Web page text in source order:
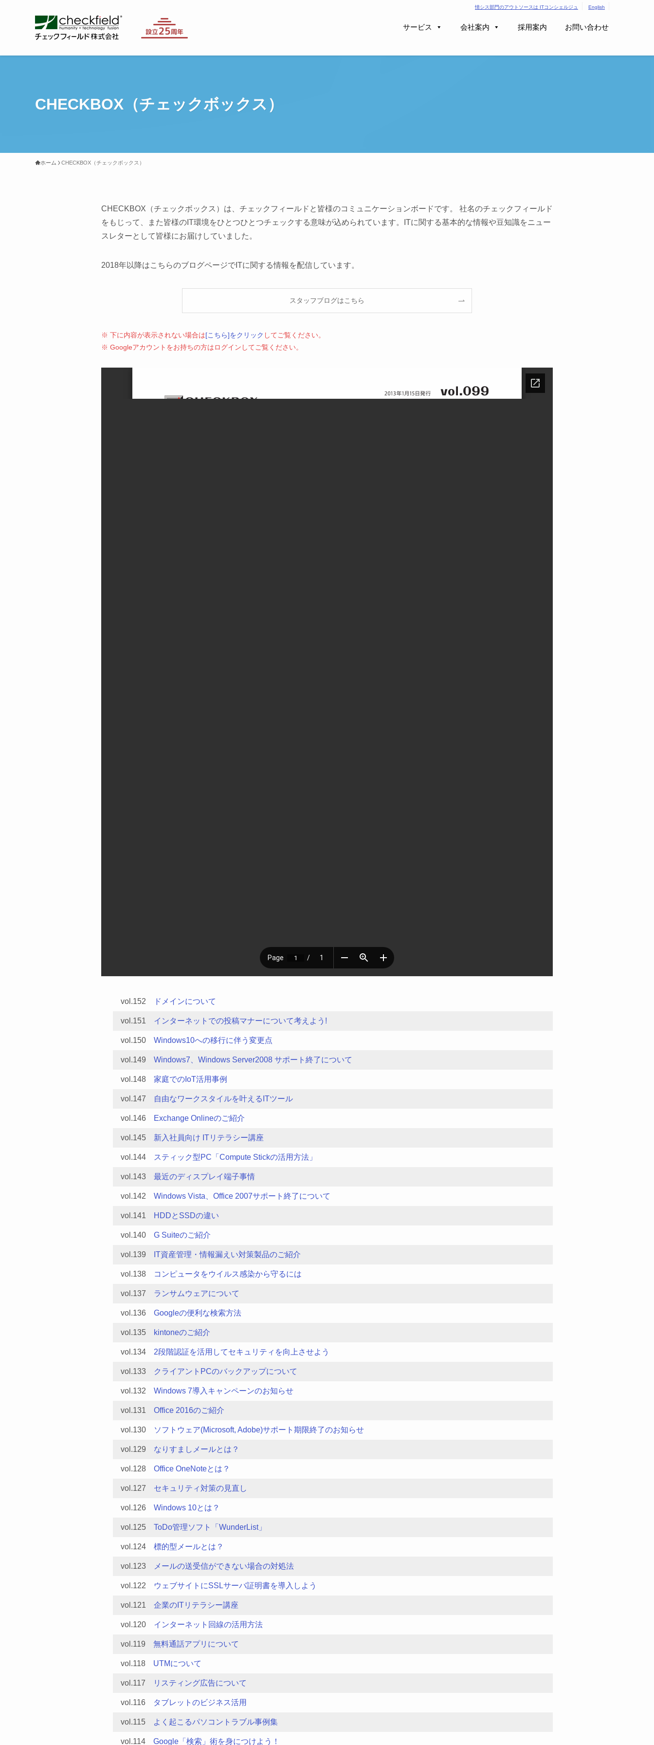
サービス 会社案内 採用案内 お問い合わせ
情シス部門のアウトソースは ITコンシェルジュ English
CHECKBOX（チェックボックス）
ホーム CHECKBOX（チェックボックス）
CHECKBOX（チェックボックス）は、チェックフィールドと皆様のコミュニケーションボードです。 社名のチェックフィールド
をもじって、また皆様のIT環境をひとつひとつチェックする意味が込められています。ITに関する基本的な情報や豆知識をニュー
スレターとして皆様にお届けしていました。
2018年以降はこちらのブログページでITに関する情報を配信しています。
スタッフブログはこちら
※ 下に内容が表示されない場合は[こちら]をクリック してご覧ください。
※ Googleアカウントをお持ちの方はログインしてご覧ください。
vol.152 ドメインについて
vol.151 インターネットでの投稿マナーについて考えよう!
vol.150 Windows10への移行に伴う変更点
vol.149 Windows7、Windows Server2008 サポート終了について
vol.148 家庭でのIoT活用事例
vol.147 自由なワークスタイルを叶えるITツール
vol.146 Exchange Onlineのご紹介
vol.145 新入社員向け ITリテラシー講座
vol.144 スティック型PC「Compute Stickの活用方法」
vol.143 最近のディスプレイ端子事情
vol.142 Windows Vista、Office 2007サポート終了について
vol.141 HDDとSSDの違い
vol.140 G Suiteのご紹介
vol.139 IT資産管理・情報漏えい対策製品のご紹介
vol.138 コンピュータをウイルス感染から守るには
vol.137 ランサムウェアについて
vol.136 Googleの便利な検索方法
vol.135 kintoneのご紹介
vol.134 2段階認証を活用してセキュリティを向上させよう
vol.133 クライアントPCのバックアップについて
vol.132 Windows 7導入キャンペーンのお知らせ
vol.131 Office 2016のご紹介
vol.130 ソフトウェア(Microsoft, Adobe)サポート期限終了のお知らせ
vol.129 なりすましメールとは？
vol.128 Office OneNoteとは？
vol.127 セキュリティ対策の見直し
vol.126 Windows 10とは？
vol.125 ToDo管理ソフト「WunderList」
vol.124 標的型メールとは？
vol.123 メールの送受信ができない場合の対処法
vol.122 ウェブサイトにSSLサーバ証明書を導入しよう
vol.121 企業のITリテラシー講座
vol.120 インターネット回線の活用方法
vol.119 無料通話アプリについて
vol.118 UTMについて
vol.117 リスティング広告について
vol.116 タブレットのビジネス活用
vol.115 よく起こるパソコントラブル事例集
vol.114 Google「検索」術を身につけよう！